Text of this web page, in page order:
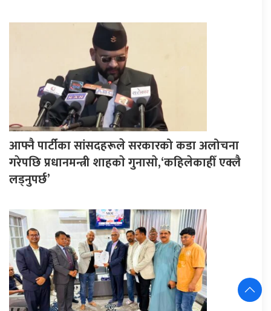
आफ्नै पार्टीका सांसदहरूले सरकारको कडा अलोचना
गरेपछि प्रधानमन्त्री शाहकाे गुनासाे,‘कहिलेकाहीँ एक्लै
लड्नुपर्छ’